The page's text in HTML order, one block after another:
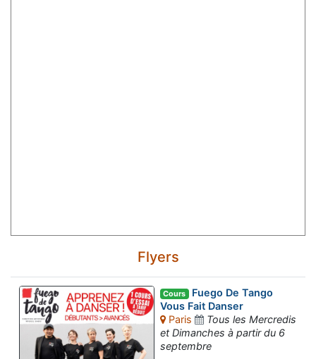
Flyers
Cours Fuego De Tango
Vous Fait Danser
Paris
Tous les Mercredis
et Dimanches à partir du 6
septembre